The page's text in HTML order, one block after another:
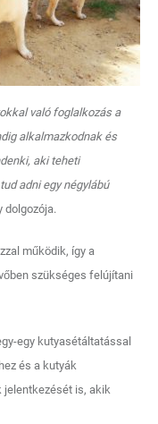
való foglalkozás a
alkalmazkodnak és
aki teheti
adni egy négylábú
dolgozója.
működik, így a
szükséges felújítani
egy kutyasétáltatással
és a kutyák
jelentkezését is, akik